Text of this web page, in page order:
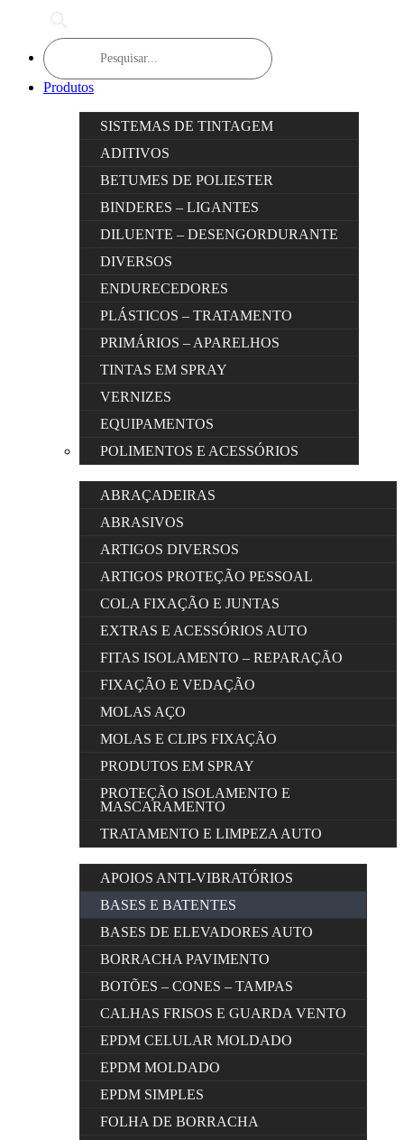
Products
search
Produtos
SISTEMAS DE TINTAGEM
ADITIVOS
BETUMES DE POLIESTER
BINDERES – LIGANTES
DILUENTE – DESENGORDURANTE
DIVERSOS
ENDURECEDORES
PLÁSTICOS – TRATAMENTO
PRIMÁRIOS – APARELHOS
TINTAS EM SPRAY
VERNIZES
EQUIPAMENTOS
POLIMENTOS E ACESSÓRIOS
ABRAÇADEIRAS
ABRASIVOS
ARTIGOS DIVERSOS
ARTIGOS PROTEÇÃO PESSOAL
COLA FIXAÇÃO E JUNTAS
EXTRAS E ACESSÓRIOS AUTO
FITAS ISOLAMENTO – REPARAÇÃO
FIXAÇÃO E VEDAÇÃO
MOLAS AÇO
MOLAS E CLIPS FIXAÇÃO
PRODUTOS EM SPRAY
PROTEÇÃO ISOLAMENTO E
MASCARAMENTO
TRATAMENTO E LIMPEZA AUTO
APOIOS ANTI-VIBRATÓRIOS
BASES E BATENTES
BASES DE ELEVADORES AUTO
BORRACHA PAVIMENTO
BOTÕES – CONES – TAMPAS
CALHAS FRISOS E GUARDA VENTO
EPDM CELULAR MOLDADO
EPDM MOLDADO
EPDM SIMPLES
FOLHA DE BORRACHA